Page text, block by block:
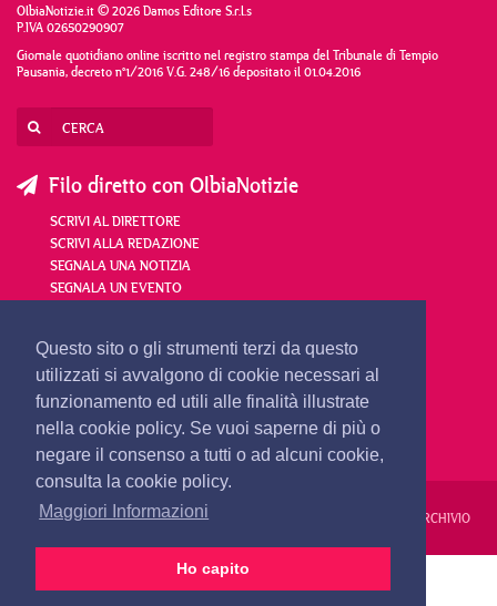
Questo sito o gli strumenti terzi da questo
utilizzati si avvalgono di cookie necessari al
funzionamento ed utili alle finalità illustrate
nella cookie policy. Se vuoi saperne di più o
negare il consenso a tutti o ad alcuni cookie,
consulta la cookie policy.
Maggiori Informazioni
Ho capito
OlbiaNotizie.it © 2026 Damos Editore S.r.l.s
P.IVA 02650290907
Giornale quotidiano online iscritto nel registro stampa del Tribunale di Tempio
Pausania, decreto n°1/2016 V.G. 248/16 depositato il 01.04.2016
Filo diretto con OlbiaNotizie
SCRIVI AL DIRETTORE
SCRIVI ALLA REDAZIONE
SEGNALA UNA NOTIZIA
SEGNALA UN EVENTO
redazione@olbianotizie.it
REDAZIONE PUBBLICITÀ PRIVACY E COOKIES ARCHIVIO
24 ORE VIDEO